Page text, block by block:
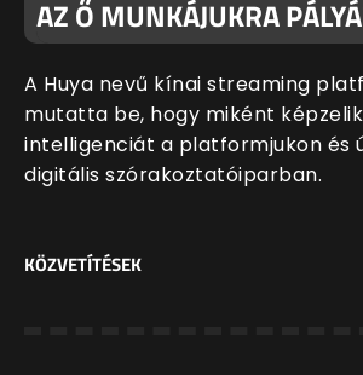
AZ Ő MUNKÁJUKRA
A Huya nevű kínai streaming
mutatta be, hogy miként
intelligenciát a platformjukon és
digitális szórakoztatóiparban.
KÖZVETÍTÉSEK